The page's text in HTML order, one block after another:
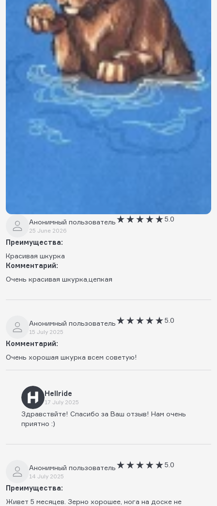
5 баллов
4 балла
3 балла
Оставить свой отзыв
Анонимный пользователь
12 July 2026
Преимущества:
Недостатки:
Анонимный пользователь
25 June 2026
5.0
Преимущества:
Красивая шкурка
Комментарий:
Очень красивая шкурка,цепкая
Анонимный пользователь
15 July 2025
5.0
Комментарий:
Очень хорошая шкурка всем советую!
Hellride
17 July 2025
Здравствйте! Спасибо за Ваш отзыв! Нам очень
приятно :)
Анонимный пользователь
14 July 2025
5.0
Преимущества:
Живет 5 месяцев. Зерно хорошее, нога на доске не